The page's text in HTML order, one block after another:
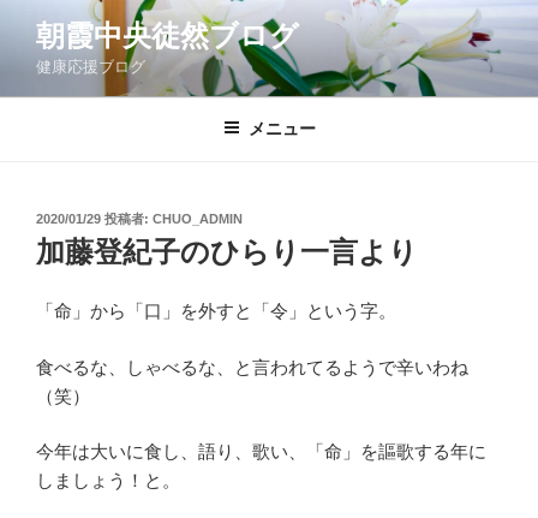
ン
朝霞中央徒然ブログ
健康応援ブログ
メニュー
投
稿
日:
2020/01/29 投稿者: CHUO_ADMIN
加藤登紀子のひらり一言より
「命」から「口」を外すと「令」という字。
食べるな、しゃべるな、と言われてるようで辛いわね
（笑）
今年は大いに食し、語り、歌い、「命」を謳歌する年に
しましょう！と。